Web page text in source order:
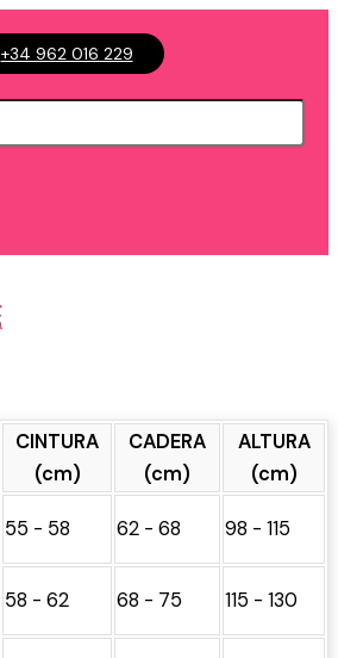
+34 962 016 229
CINTURA
(cm)
CADERA
(cm)
ALTURA
(cm)
55 - 58 62 - 68 98 - 115
58 - 62 68 - 75 115 - 130